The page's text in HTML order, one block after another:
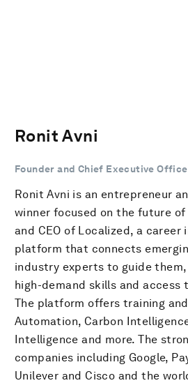
Ronit Avni
Founder and Chief Executive
Ronit Avni is an entrepreneur
winner focused on the future of
and CEO of Localized, a career
platform that connects
industry experts to guide
high-demand skills and access
The platform offers training
Automation, Carbon
Intelligence and more. The
companies including Google,
Unilever and Cisco and the